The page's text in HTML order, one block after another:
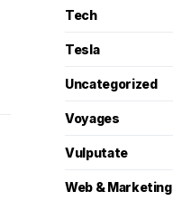
Tech
Tesla
Uncategorized
Voyages
Vulputate
Web & Marketing